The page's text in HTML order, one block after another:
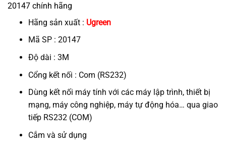
20147 chính hãng
Hãng sản xuất : Ugreen
Mã SP : 20147
Độ dài : 3M
Cổng kết nối : Com (RS232)
Dùng kết nối máy tính với các máy lập trình, thiết bị
mạng, máy công nghiệp, máy tự động hóa… qua giao
tiếp RS232 (COM)
Cắm và sử dụng